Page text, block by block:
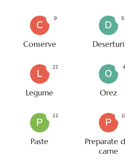
C
Conserve
9
D
Deserturi
L
Legume
21
O
Orez
4
P
Paste
11
P
Preparate
carne